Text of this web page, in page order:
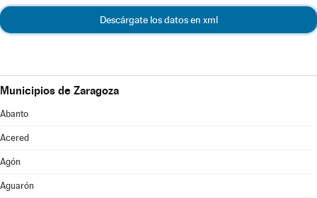
Descárgate los datos en xml
Municipios de Zaragoza
Abanto
Acered
Agón
Aguarón